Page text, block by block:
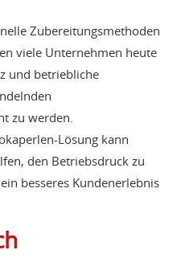
Zubereitungsmethoden
viele Unternehmen heute
und betriebliche
zu werden.
Lösung kann
den Betriebsdruck zu
besseres Kundenerlebnis